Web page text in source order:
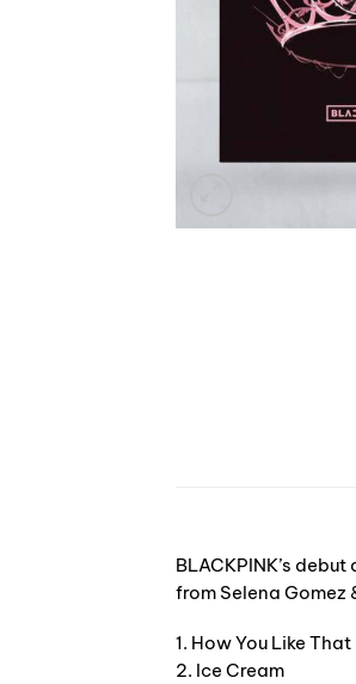
BLACKPINK’s
from Selena Gomez
1. How You Like That
2. Ice Cream